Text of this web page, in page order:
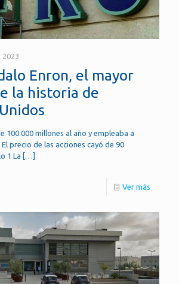
2023
Enron, el mayor
la historia de
100.000 millones al año y empleaba a
precio de las acciones cayó de 90
1 La […]
Ver más